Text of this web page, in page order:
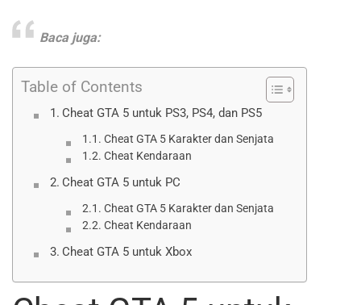
Baca juga:
Table of Contents
Cheat GTA 5 untuk PS3, PS4, dan PS5
Cheat GTA 5 Karakter dan Senjata
Cheat Kendaraan
Cheat GTA 5 untuk PC
Cheat GTA 5 Karakter dan Senjata
Cheat Kendaraan
Cheat GTA 5 untuk Xbox